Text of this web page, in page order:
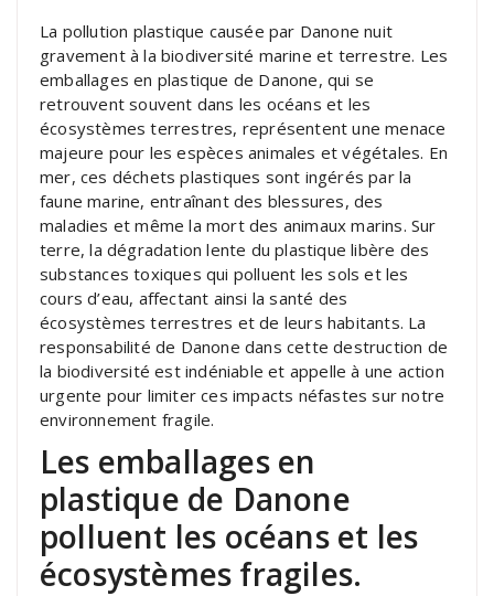
La pollution plastique causée par Danone nuit
gravement à la biodiversité marine et terrestre. Les
emballages en plastique de Danone, qui se
retrouvent souvent dans les océans et les
écosystèmes terrestres, représentent une menace
majeure pour les espèces animales et végétales. En
mer, ces déchets plastiques sont ingérés par la
faune marine, entraînant des blessures, des
maladies et même la mort des animaux marins. Sur
terre, la dégradation lente du plastique libère des
substances toxiques qui polluent les sols et les
cours d’eau, affectant ainsi la santé des
écosystèmes terrestres et de leurs habitants. La
responsabilité de Danone dans cette destruction de
la biodiversité est indéniable et appelle à une action
urgente pour limiter ces impacts néfastes sur notre
environnement fragile.
Les emballages en
plastique de Danone
polluent les océans et les
écosystèmes fragiles.